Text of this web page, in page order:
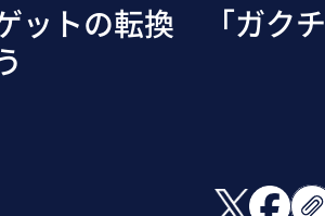
ットの転換 「ガクチ